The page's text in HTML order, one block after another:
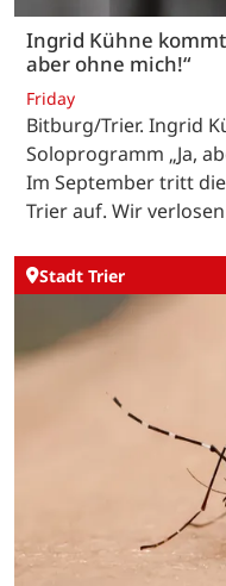
Ingrid Kühne
aber ohne mich!“
Friday
Bitburg/Trier. Ingrid
Soloprogramm „Ja,
Im September tritt
Trier auf. Wir
Stadt Trier